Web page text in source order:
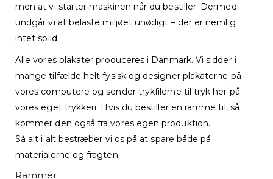
men at vi starter maskinen når du bestiller. Dermed
undgår vi at belaste miljøet unødigt – der er nemlig
intet spild.
Alle vores plakater produceres i Danmark. Vi sidder i
mange tilfælde helt fysisk og designer plakaterne på
vores computere og sender trykfilerne til tryk her på
vores eget trykkeri. Hvis du bestiller en ramme til, så
kommer den også fra vores egen produktion.
Så alt i alt bestræber vi os på at spare både på
materialerne og fragten.
Rammer